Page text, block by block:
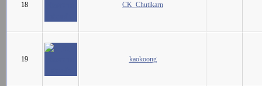
18 CK_Chutikarn
19 kaokoong